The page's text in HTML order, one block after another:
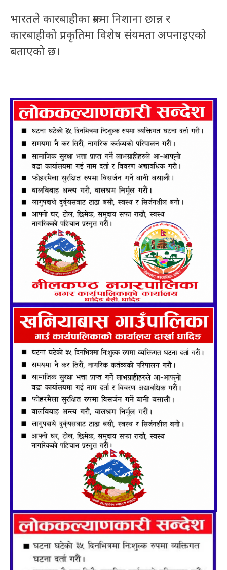
भारतले कारबाहीका क्रममा निशाना छान्न र
कारबाहीको प्रकृतिमा विशेष संयमता अपनाइएको
बताएको छ।